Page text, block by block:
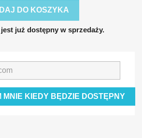
DO KOSZYKA
już dostępny w sprzedaży.
MNIE KIEDY BĘDZIE DOSTĘPNY